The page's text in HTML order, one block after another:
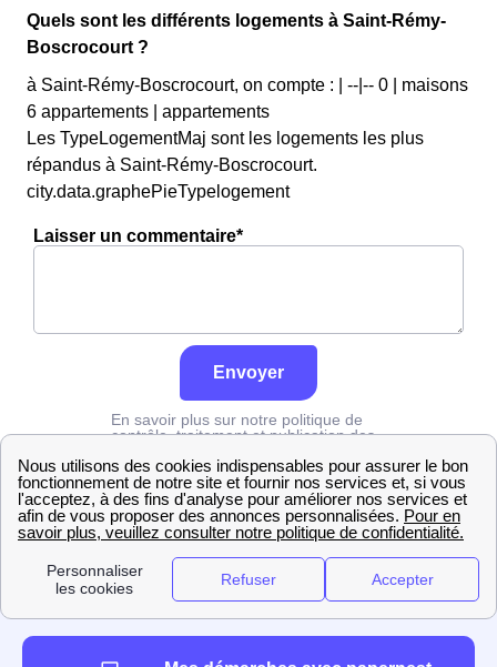
Quels sont les différents logements à Saint-Rémy-
Boscrocourt ?
à Saint-Rémy-Boscrocourt, on compte : | --|-- 0 | maisons
6 appartements | appartements
Les TypeLogementMaj sont les logements les plus
répandus à Saint-Rémy-Boscrocourt.
city.data.graphePieTypelogement
Laisser un commentaire*
Envoyer
En savoir plus sur notre politique de
contrôle, traitement et publication des
Edf Seine-Maritime Saint-Rémy-Boscrocourt